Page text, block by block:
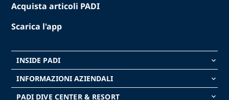
Acquista articoli PADI
Scarica l'app
INSIDE PADI keyboard_arrow_down
INFORMAZIONI AZIENDALI keyboard_arrow_down
PADI DIVE CENTER & RESORT keyboard_arrow_down